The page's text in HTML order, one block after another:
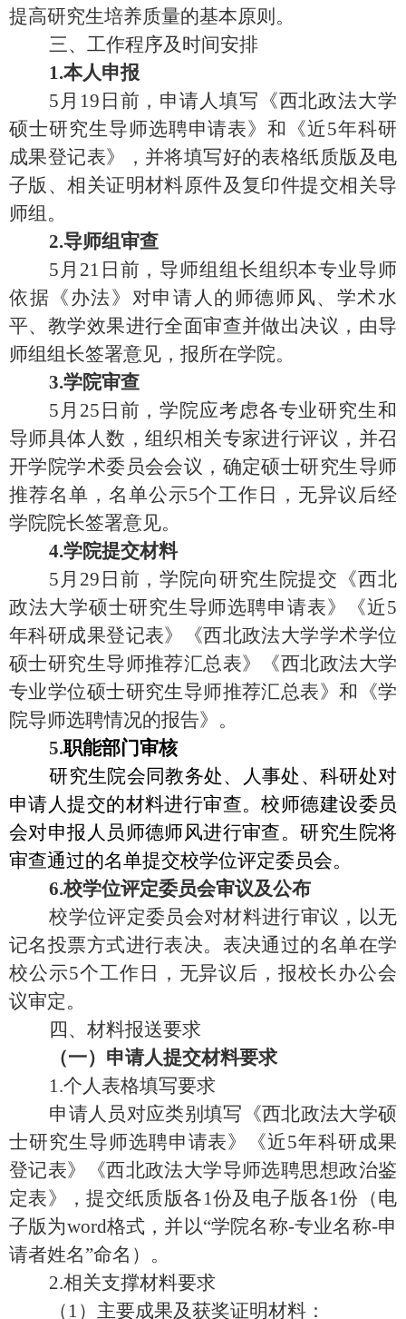
提高研究生培养质量的基本原则。
三、工作程序及时间安排
1.本人申报
5 月 19 日前，申请人填写《西北政法大学
硕士研究生导师选聘申请表》和《近5年科研
成果登记表》，并将填写好的表格纸质版及电
子版、相关证明材料原件及复印件提交相关导
师组。
2.导师组审查
5 月 21 日前，导师组组长组织本专业导师
依据《办法》对申请人的师德师风、学术水
平、教学效果进行全面审查并做出决议，由导
师组组长签署意见，报所在学院。
3.学院审查
5 月 25 日前，学院应考虑各专业研究生和
导师具体人数，组织相关专家进行评议，并召
开学院学术委员会会议，确定硕士研究生导师
推荐名单，名单公示5个工作日
，无异议后经
学院院长签署意见。
4.学院提交材料
5 月 29 日前，学院向研究生院提交《西北
政法大学硕士研究生导师选聘申请表》《近5
年科研成果登记表》《西北政法大学学术学位
硕士研究生导师推荐汇总表》《西北政法大学
专业学位硕士研究生导师推荐汇总表》和《学
院导师选聘情况的报告》。
5.职能部门审核
研究生院会同教务处、人事处、科研处对
申请人提交的材料进行审查。校师德建设委员
会对申报人员师德师风进行审查。研究生院将
审查通过的名单提交校学位评定委员会。
6.校学位评定委员会审议及公布
校学位评定委员会对材料进行审议，以无
记名投票方式进行表决。表决通过的名单在学
校公示5个工作日
，无异议后，报校长办公会
议审定。
四、材料报送要求
（一）申请人提交材料要求
1.个人表格填写要求
申请人员对应类别填写《西北政法大学硕
士研究生导师选聘申请表》《近5年科研成果
登记表》
《西北政法大学导师选聘思想政治鉴
定表》 ，提交纸质版各1份及电子版各1份（电
子版为word格式，并以“学院名称-专业名称-申
请者姓名”命名）。
2.相关支撑材料要求
（ 1）主要成果及获奖证明材料：